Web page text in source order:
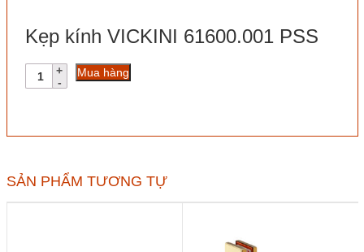
Kẹp kính VICKINI 61600.001 PSS
Kẹp
kính
Mua hàng
SẢN PHẨM TƯƠNG TỰ